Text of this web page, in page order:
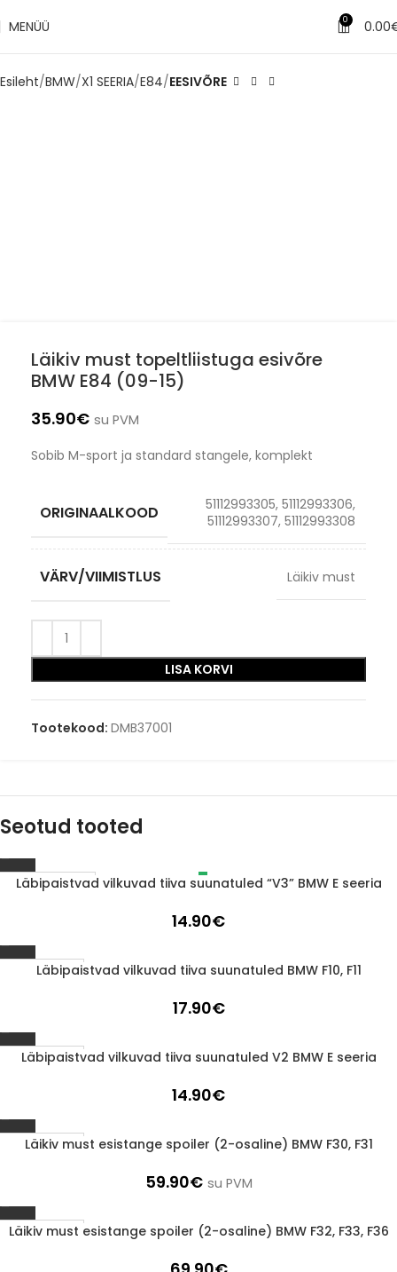
MENÜÜ 0 0.00
Esileht BMW X1 SEERIA E84 EESIVÕRE
Läikiv must topeltliistuga esivõre
BMW E84 (09-15)
35.90€ su PVM
Sobib M-sport ja standard stangele, komplekt
ORIGINAALKOOD
51112993305, 51112993306,
51112993307, 51112993308
VÄRV/VIIMISTLUS Läikiv must
✔Tarne 1–3 tööpäeva jooksul
LISA KORVI
Tootekood: DMB37001
Seotud tooted
LÄBIMÜÜDUD
Läbipaistvad vilkuvad tiiva suunatuled “V3” BMW E seeria
14.90€
1-3 D.D.
Läbipaistvad vilkuvad tiiva suunatuled BMW F10, F11
17.90€
1-3 D.D.
Läbipaistvad vilkuvad tiiva suunatuled V2 BMW E seeria
14.90€
1-3 D.D.
Läikiv must esistange spoiler (2-osaline) BMW F30, F31
59.90€ su PVM
1-3 D.D.
Läikiv must esistange spoiler (2-osaline) BMW F32, F33, F36